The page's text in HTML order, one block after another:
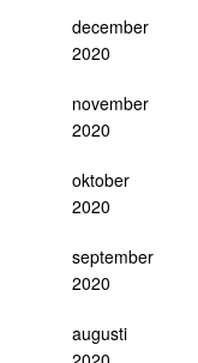
december
2020
november
2020
oktober
2020
september
2020
augusti